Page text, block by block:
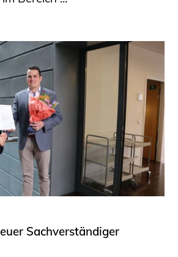
Sachverständiger